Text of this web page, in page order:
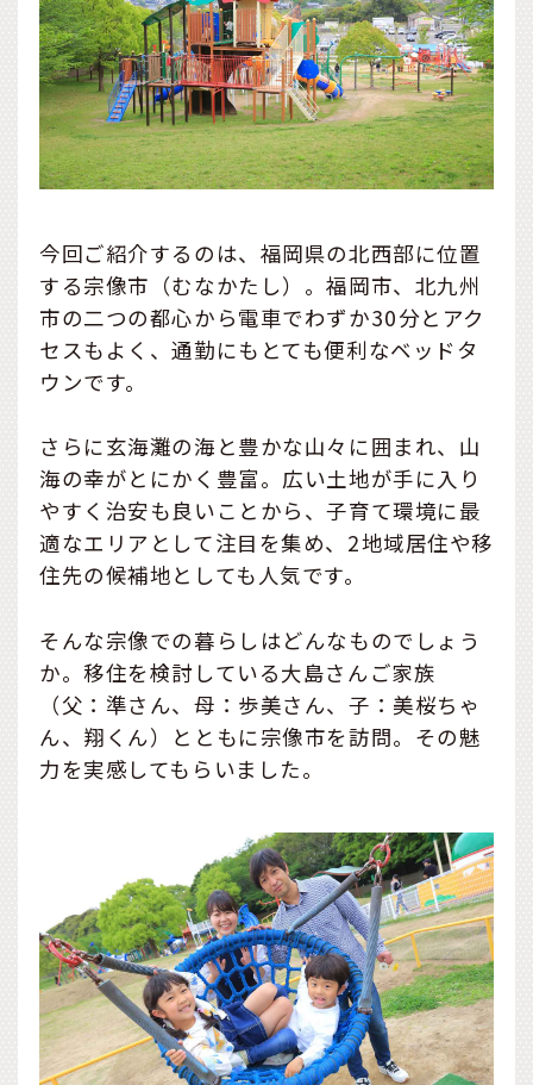
今回ご紹介するのは、福岡県の北西部に位置
する宗像市（むなかたし）。福岡市、北九州
市の二つの都心から電車でわずか30分とアク
セスもよく、通勤にもとても便利なベッドタ
ウンです。
さらに玄海灘の海と豊かな山々に囲まれ、山
海の幸がとにかく豊富。広い土地が手に入り
やすく治安も良いことから、子育て環境に最
適なエリアとして注目を集め、2地域居住や移
住先の候補地としても人気です。
そんな宗像での暮らしはどんなものでしょう
か。移住を検討している大島さんご家族
（父：準さん、母：歩美さん、子：美桜ちゃ
ん、翔くん）とともに宗像市を訪問。その魅
力を実感してもらいました。